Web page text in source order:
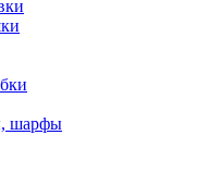
шарфы